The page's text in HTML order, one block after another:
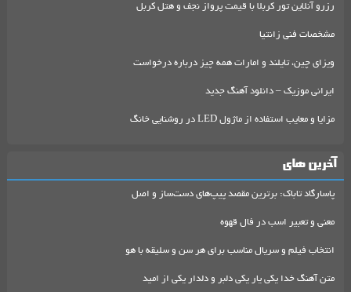
رزرو آنلاین تور کربلا با قیمت پرواز نجف و هتل کربل
مشخصات فنی زانتیا
ویزای چین، تایلند و امارات همه چیز درباره درخواست
ایرانی موزیک – دانلود آهنگ جدید
مزایا و معایب استفاده از ماژول LED در روشنایی خانگ
آخرین های
پاسارگاد تاباک: برترین مقصد پیپ‌های دست‌ساز و اصل
معنی و تعبیر اسب در فال قهوه
انتخاب فیلم و سریال مناسب برای هر سن و سلیقه با هو
متن آهنگ خدا یکی یار یکی دلبر و دلدار یکی از امید